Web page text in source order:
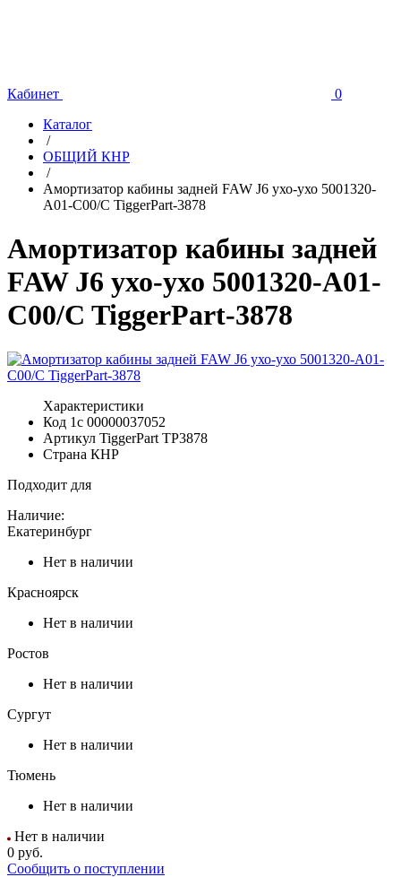
Кабинет
0
Каталог
/
ОБЩИЙ КНР
/
Амортизатор кабины задней FAW J6 ухо-ухо 5001320-
А01-С00/C TiggerPart-3878
Амортизатор кабины задней
FAW J6 ухо-ухо 5001320-А01-
С00/C TiggerPart-3878
Характеристики
Код 1с 00000037052
Артикул TiggerPart TP3878
Страна КНР
Подходит для
Наличие:
Екатеринбург
Нет в наличии
Красноярск
Нет в наличии
Ростов
Нет в наличии
Сургут
Нет в наличии
Тюмень
Нет в наличии
Нет в наличии
0 руб.
Сообщить о поступлении